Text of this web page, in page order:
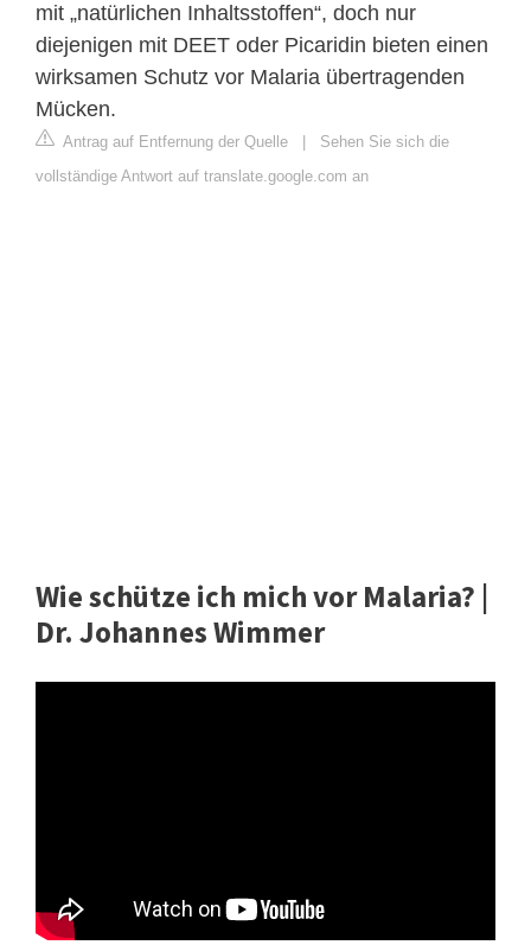
mit „natürlichen Inhaltsstoffen“, doch nur
diejenigen mit DEET oder Picaridin bieten einen
wirksamen Schutz vor Malaria übertragenden
Mücken.
Antrag auf Entfernung der Quelle
Sehen Sie sich die
vollständige Antwort auf translate.google.com an
Wie schütze ich mich vor Malaria? |
Dr. Johannes Wimmer